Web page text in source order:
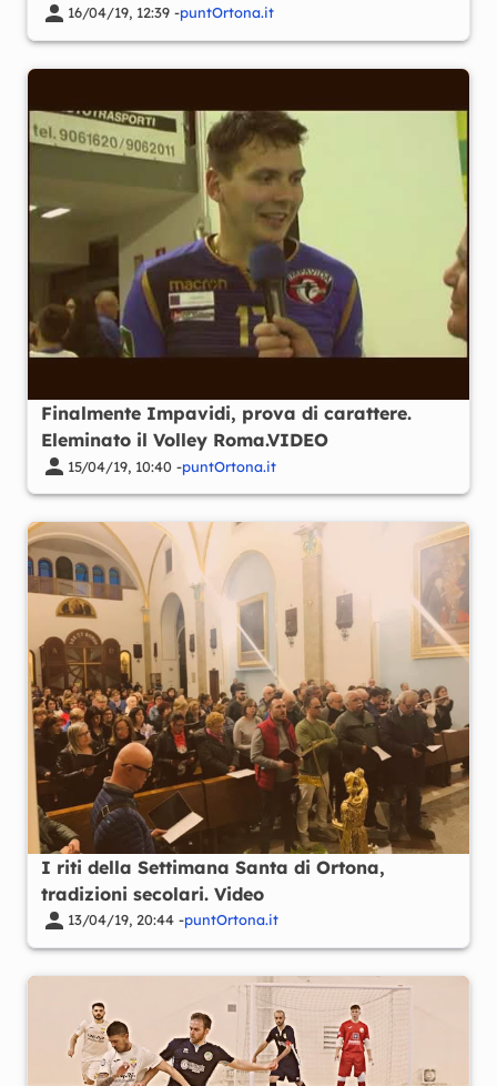
16/04/19, 12:39 -puntOrtona.it
Finalmente Impavidi, prova di carattere.
Eleminato il Volley Roma.VIDEO
15/04/19, 10:40 -puntOrtona.it
I riti della Settimana Santa di Ortona,
tradizioni secolari. Video
13/04/19, 20:44 -puntOrtona.it